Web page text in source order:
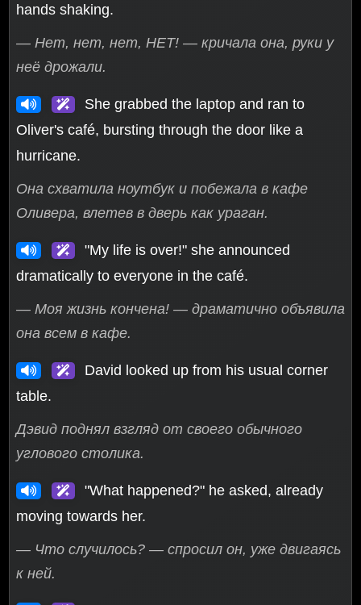
hands shaking.
— Нет, нет, нет, НЕТ! — кричала она, руки у
неё дрожали.
She grabbed the laptop and ran to
Oliver's café, bursting through the door like a
hurricane.
Она схватила ноутбук и побежала в кафе
Оливера, влетев в дверь как ураган.
"My life is over!" she announced
dramatically to everyone in the café.
— Моя жизнь кончена! — драматично объявила
она всем в кафе.
David looked up from his usual corner
table.
Дэвид поднял взгляд от своего обычного
углового столика.
"What happened?" he asked, already
moving towards her.
— Что случилось? — спросил он, уже двигаясь
к ней.